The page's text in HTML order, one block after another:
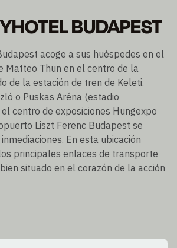
BUDAPEST
acoge a sus huéspedes en el
Matteo Thun en el centro de la
de la estación de tren de Keleti.
o Puskas Aréna (estadio
centro de exposiciones Hungexpo
Liszt Ferenc Budapest se
En esta ubicación
principales enlaces de transporte
situado en el corazón de la acción